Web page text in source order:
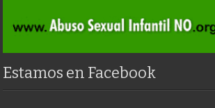
Estamos en Facebook